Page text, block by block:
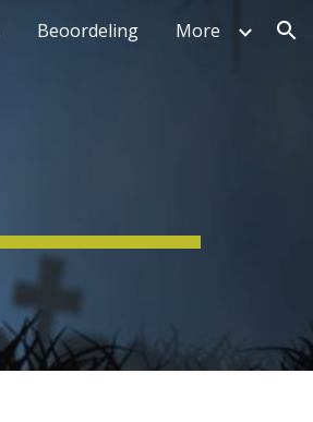
Beoordeling More